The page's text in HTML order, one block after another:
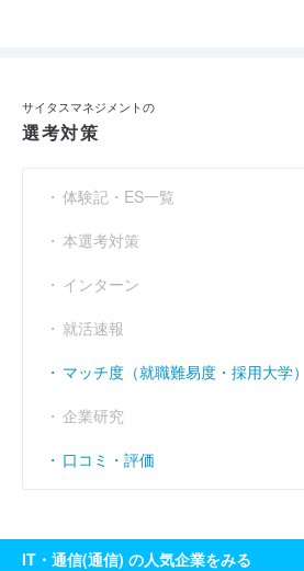
サイタスマネジメントの
選考対策
体験記・ES一覧
本選考対策
インターン
就活速報
マッチ度（就職難易度・採用大学）
企業研究
口コミ・評価
IT・通信(通信) の人気企業をみる